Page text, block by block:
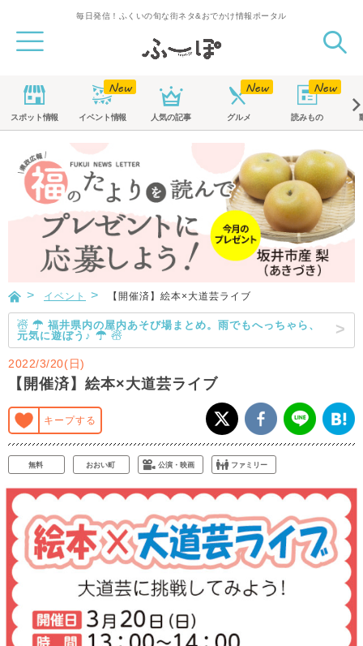
毎日発信！ふくいの旬な街ネタ&おでかけ情報ポータル
スポット情報 イベント情報 人気の記事 グルメ 読みもの
イベント 【開催済】絵本×大道芸ライブ
☃ ☂ 福井県内の屋内あそび場まとめ。雨でもへっちゃら、
元気に遊ぼう♪ ☂ ☃
2022/3/20(日)
【開催済】絵本×大道芸ライブ
キープする
無料 おおい町 公演・映画 ファミリー